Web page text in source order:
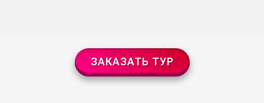
ЗАКАЗАТЬ ТУР